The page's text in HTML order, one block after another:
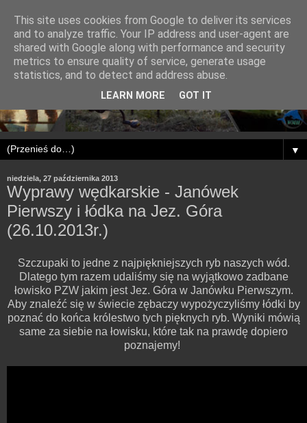
▼
niedziela, 27 października 2013
Wyprawy wędkarskie - Janówek
Pierwszy i łódka na Jez. Góra
(26.10.2013r.)
Szczupaki to jedne z najpiękniejszych ryb naszych wód.
Dlatego tym razem udaliśmy się na wyjątkowo zadbane
łowisko PZW jakim jest Jez. Góra w Janówku Pierwszym.
Aby znaleźć się w świecie zębaczy wypożyczyliśmy łódki by
poznać do końca królestwo tych pięknych ryb. Wyniki mówią
same za siebie na łowisku, które tak na prawdę dopiero
poznajemy!
This site uses cookies from Google to deliver its services
and to analyze traffic. Your IP address and user-agent are
shared with Google along with performance and security
metrics to ensure quality of service, generate usage
statistics, and to detect and address abuse.
LEARN MORE GOT IT